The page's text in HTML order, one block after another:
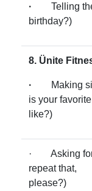
· Telling
birthday?)
8. Ünite
·
Making
is your
like?)
· Asking for
repeat that,
please?)